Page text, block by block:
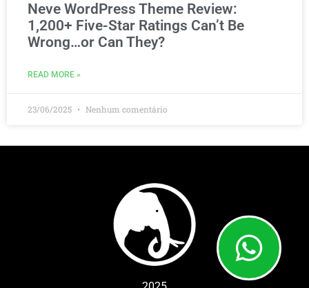
Neve WordPress Theme Review:
1,200+ Five-Star Ratings Can’t Be
Wrong…or Can They?
READ MORE »
23/06/2025 Nenhum comentário